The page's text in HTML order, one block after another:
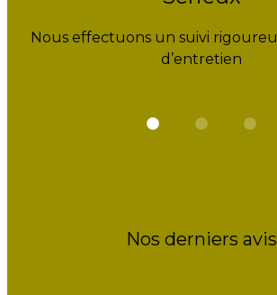
Nous effectuons un suivi
d’entretien
Nos derniers avis